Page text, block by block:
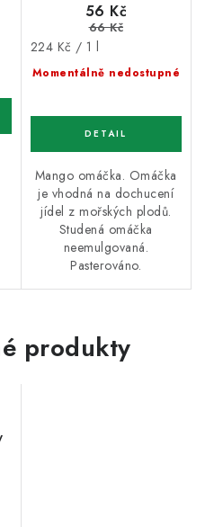
Momentálně nedostupné
56 Kč
66 Kč
Měrná
cena:
224 Kč / 1 l
Mango omáčka. Omáčka
je vhodná na dochucení
jídel z mořských plodů.
Studená omáčka
neemulgovaná.
Pasterováno.
produkty